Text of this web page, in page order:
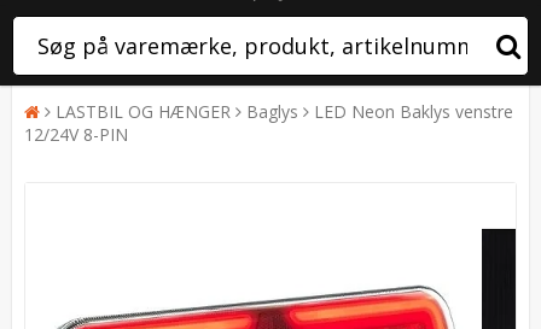
LASTBIL OG HÆNGER Baglys
LED Neon Baklys venstre
12/24V 8-PIN